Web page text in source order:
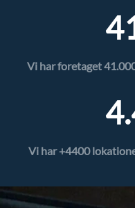
Vi har foretaget
Vi har +4400